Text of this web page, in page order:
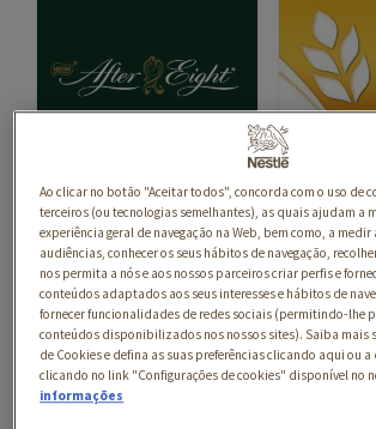
CHOCOLATES CAFÉS
Ao clicar no botão "Aceitar todos", concorda com o uso de
terceiros (ou tecnologias semelhantes), as quais ajudam a
experiência geral de navegação na Web, bem como, a medir
audiências, conhecer os seus hábitos de navegação,
nos permita a nós e aos nossos parceiros criar perfis e
conteúdos adaptados aos seus interesses e hábitos de
fornecer funcionalidades de redes sociais (permitindo-lhe
conteúdos disponibilizados nos nossos sites). Saiba mais
de Cookies e defina as suas preferências clicando aqui ou
clicando no link "Configurações de cookies" disponível no
informações